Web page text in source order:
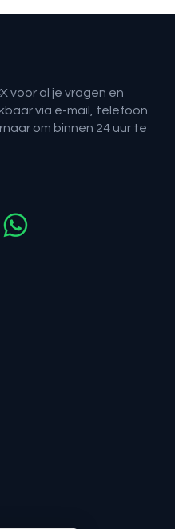
voor al je vragen en
via e-mail, telefoon
om binnen 24 uur te